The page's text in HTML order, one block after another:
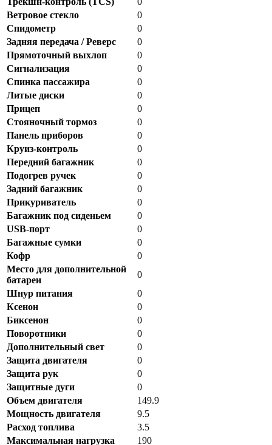
Ветровое стекло
0
Спидометр
0
Задняя передача / Реверс
0
Прямоточный выхлоп
0
Сигнализация
0
Спинка пассажира
0
Литые диски
0
Прицеп
0
Стояночный тормоз
0
Панель приборов
0
Круиз-контроль
0
Передний багажник
0
Подогрев ручек
0
Задний багажник
0
Прикуриватель
0
Багажник под сиденьем
0
USB-порт
0
Багажные сумки
0
Кофр
0
Место для дополнительной
батареи
0
Шнур питания
0
Ксенон
0
Биксенон
0
Поворотники
0
Дополнительный свет
0
Защита двигателя
0
Защита рук
0
Защитные дуги
0
Объем двигателя
149.9
Мощность двигателя
9.5
Расход топлива
3.5
Максимальная нагрузка
190